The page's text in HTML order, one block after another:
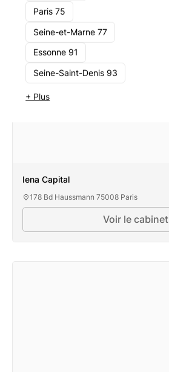
Paris 75
Seine-et-Marne 77
Essonne 91
Seine-Saint-Denis 93
+ Plus
Iena Capital
178 Bd Haussmann 75008 Paris
Voir le cabinet